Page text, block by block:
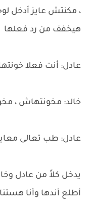
، مكنتش عايز أدخل
هيخفف من رد فعلها
عادل: أنت فعلا خونتها
خالد: مخونتهاش ،
عادل: طب تعالى
يدخل كلاً من عادل
أطلع أندها وأنا